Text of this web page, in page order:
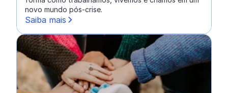
novo mundo pós-crise.
Saiba mais